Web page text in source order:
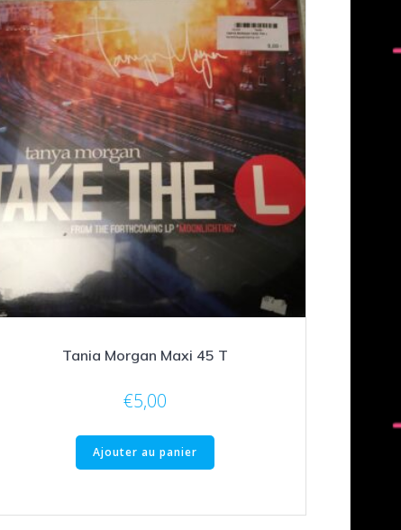
Tania Morgan Maxi 45 T
€5,00
Ajouter au panier